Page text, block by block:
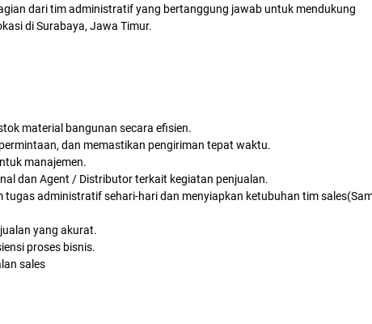
dari tim administratif yang bertanggung jawab untuk mendukung
di Surabaya, Jawa Timur.
material bangunan secara efisien.
dan memastikan pengiriman tepat waktu.
manajemen.
dan Agent / Distributor terkait kegiatan penjualan.
administratif sehari-hari dan menyiapkan ketubuhan tim
yang akurat.
proses bisnis.
sales